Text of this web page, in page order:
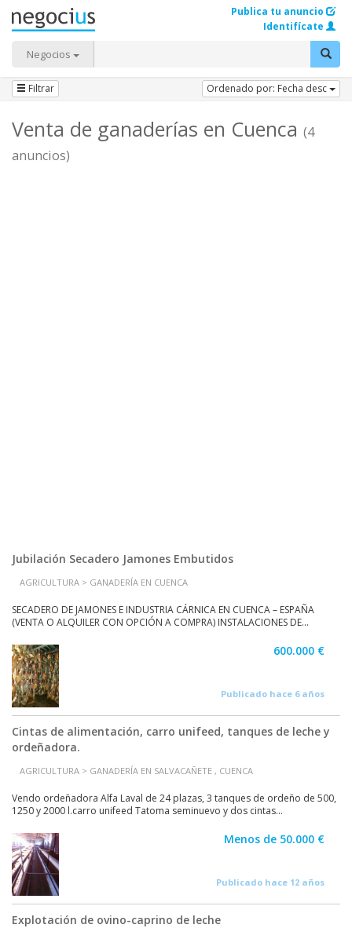
Negocios
Publica tu anuncio
Identifícate
Filtrar Ordenado por: Fecha desc
Venta de ganaderías en Cuenca (4
anuncios)
Jubilación Secadero Jamones Embutidos
AGRICULTURA > GANADERÍA EN CUENCA
SECADERO DE JAMONES E INDUSTRIA CÁRNICA EN CUENCA – ESPAÑA
(VENTA O ALQUILER CON OPCIÓN A COMPRA) INSTALACIONES DE...
600.000 €
Publicado hace 6 años
Cintas de alimentación, carro unifeed, tanques de leche y
ordeñadora.
AGRICULTURA > GANADERÍA EN SALVACAÑETE , CUENCA
Vendo ordeñadora Alfa Laval de 24 plazas, 3 tanques de ordeño de 500,
1250 y 2000 l.carro unifeed Tatoma seminuevo y dos cintas...
Menos de 50.000 €
Publicado hace 12 años
Explotación de ovino-caprino de leche